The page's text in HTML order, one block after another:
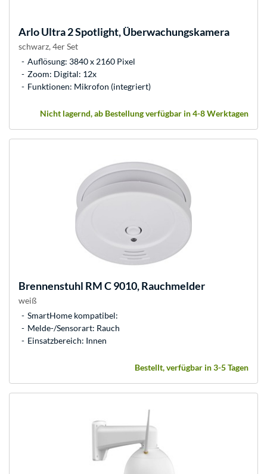
ArloUltra 2 Spotlight, Überwachungskamera
schwarz, 4er Set
Auflösung: 3840 x 2160 Pixel
Zoom: Digital: 12x
Funktionen: Mikrofon (integriert)
Nicht lagernd, ab Bestellung verfügbar in 4-8 Werktagen
Brennenstuhl RM C 9010, Rauchmelder
weiß
SmartHome kompatibel:
Melde-/Sensorart: Rauch
Einsatzbereich: Innen
Bestellt, verfügbar in 3-5 Tagen